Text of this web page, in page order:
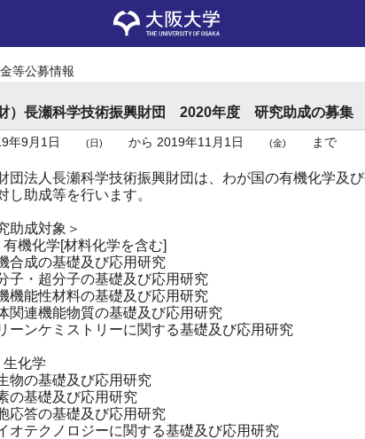
等公募情報
財）長瀬科学技術振興財団 2020年度 研究助成の募集
年9月1日 (日) から 2019年11月1日 (金) まで
団法人長瀬科学技術振興財団は、わが国の有機化学及
し助成等を行います。
助成対象＞
有機化学[材料化学を含む]
合成の基礎及び応用研究
子・超分子の基礎及び応用研究
機能性材料の基礎及び応用研究
関連機能物質の基礎及び応用研究
ーンケミストリーに関する基礎及び応用研究
生化学
物の基礎及び応用研究
の基礎及び応用研究
応答の基礎及び応用研究
オテクノロジーに関する基礎及び応用研究